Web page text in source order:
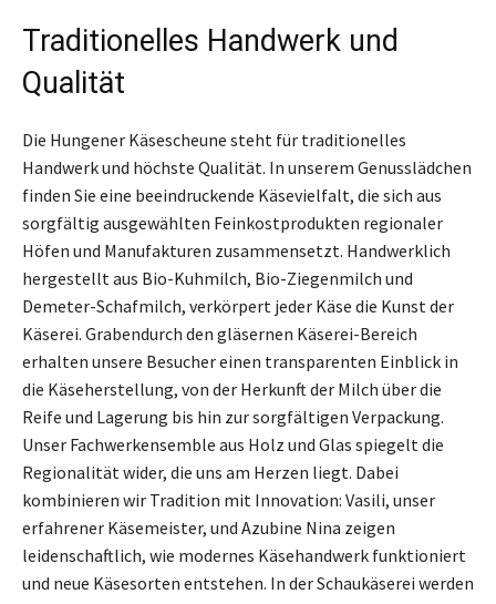
Traditionelles Handwerk und
Qualität
Die Hungener Käsescheune steht für traditionelles
Handwerk und höchste Qualität. In unserem Genusslädchen
finden Sie eine beeindruckende Käsevielfalt, die sich aus
sorgfältig ausgewählten Feinkostprodukten regionaler
Höfen und Manufakturen zusammensetzt. Handwerklich
hergestellt aus Bio-Kuhmilch, Bio-Ziegenmilch und
Demeter-Schafmilch, verkörpert jeder Käse die Kunst der
Käserei. Grabendurch den gläsernen Käserei-Bereich
erhalten unsere Besucher einen transparenten Einblick in
die Käseherstellung, von der Herkunft der Milch über die
Reife und Lagerung bis hin zur sorgfältigen Verpackung.
Unser Fachwerkensemble aus Holz und Glas spiegelt die
Regionalität wider, die uns am Herzen liegt. Dabei
kombinieren wir Tradition mit Innovation: Vasili, unser
erfahrener Käsemeister, und Azubine Nina zeigen
leidenschaftlich, wie modernes Käsehandwerk funktioniert
und neue Käsesorten entstehen. In der Schaukäserei werden